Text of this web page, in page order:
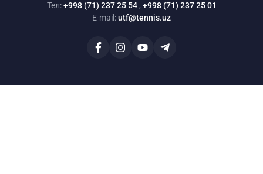
Тел:+998 (71) 237 25 54, +998 (71) 237 25 01
E-mail:utf@tennis.uz